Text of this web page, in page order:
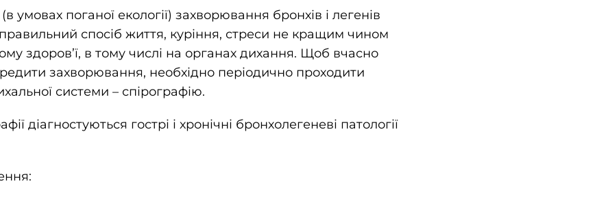
умовах поганої екології) захворювання бронхів і легенів
спосіб життя, куріння, стреси не кращим чином
здоров’ї, в тому числі на органах дихання. Щоб вчасно
захворювання, необхідно періодично проходити
системи – спірографію.
діагностуються гострі і хронічні бронхолегеневі патології